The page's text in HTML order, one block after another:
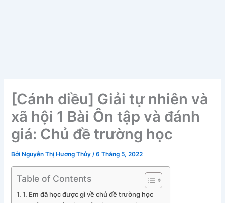
[Cánh diều] Giải tự nhiên và
xã hội 1 Bài Ôn tập và đánh
giá: Chủ đề trường học
Bởi Nguyễn Thị Hương Thủy/6 Tháng 5, 2022
Table of Contents
1. Em đã học được gì về chủ đề trường học